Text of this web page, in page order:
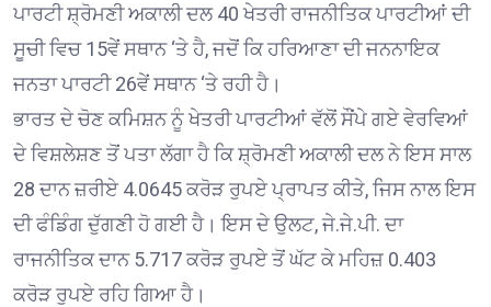
ਪਾਰਟੀ ਸ਼੍ਰੋਮਣੀ ਅਕਾਲੀ ਦਲ 40 ਖੇਤਰੀ ਰਾਜਨੀਤਿਕ ਪਾਰਟੀਆਂ ਦੀ
ਸੂਚੀ ਵਿਚ 15ਵੇਂ ਸਥਾਨ ‘ਤੇ ਹੈ, ਜਦੋਂ ਕਿ ਹਰਿਆਣਾ ਦੀ ਜਨਨਾਇਕ
ਜਨਤਾ ਪਾਰਟੀ 26ਵੇਂ ਸਥਾਨ ‘ਤੇ ਰਹੀ ਹੈ।
ਭਾਰਤ ਦੇ ਚੋਣ ਕਮਿਸ਼ਨ ਨੂੰ ਖੇਤਰੀ ਪਾਰਟੀਆਂ ਵੱਲੋਂ ਸੌਂਪੇ ਗਏ ਵੇਰਵਿਆਂ
ਦੇ ਵਿਸ਼ਲੇਸ਼ਣ ਤੋਂ ਪਤਾ ਲੱਗਾ ਹੈ ਕਿ ਸ਼੍ਰੋਮਣੀ ਅਕਾਲੀ ਦਲ ਨੇ ਇਸ ਸਾਲ
28 ਦਾਨ ਜ਼ਰੀਏ 4.0645 ਕਰੋੜ ਰੁਪਏ ਪ੍ਰਾਪਤ ਕੀਤੇ, ਜਿਸ ਨਾਲ ਇਸ
ਦੀ ਫੰਡਿੰਗ ਦੁੱਗਣੀ ਹੋ ਗਈ ਹੈ। ਇਸ ਦੇ ਉਲਟ, ਜੇ.ਜੇ.ਪੀ. ਦਾ
ਰਾਜਨੀਤਿਕ ਦਾਨ 5.717 ਕਰੋੜ ਰੁਪਏ ਤੋਂ ਘੱਟ ਕੇ ਮਹਿਜ਼ 0.403
ਕਰੋੜ ਰੁਪਏ ਰਹਿ ਗਿਆ ਹੈ।